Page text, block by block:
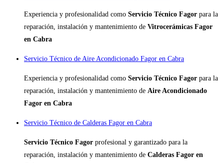
Experiencia y profesionalidad como Servicio Técnico Fagor para la
reparación, instalación y mantenimiento de Vitrocerámicas Fagor
en Cabra
Servicio Técnico de Aire Acondicionado Fagor en Cabra
Experiencia y profesionalidad como Servicio Técnico Fagor para la
reparación, instalación y mantenimiento de Aire Acondicionado
Fagor en Cabra
Servicio Técnico de Calderas Fagor en Cabra
Servicio Técnico Fagor profesional y garantizado para la
reparación, instalación y mantenimiento de Calderas Fagor en